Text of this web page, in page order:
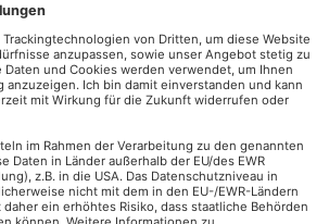
FORUM VERLAG
HERKERT
Kontakt
Telefon: +49
(0)8233 381-123
Telefax: +49
(0)8233 381-222
E-Mail:
herkert.de
Zahlung per
Rechnung